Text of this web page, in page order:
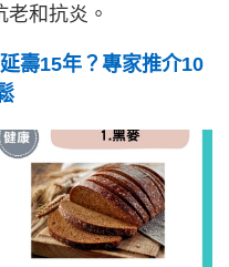
和抗炎。
壽15年？專家推介10